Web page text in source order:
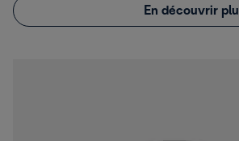
En découvrir